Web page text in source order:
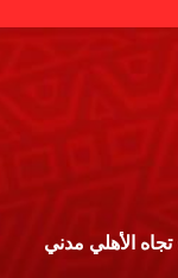
الأهلي مدني